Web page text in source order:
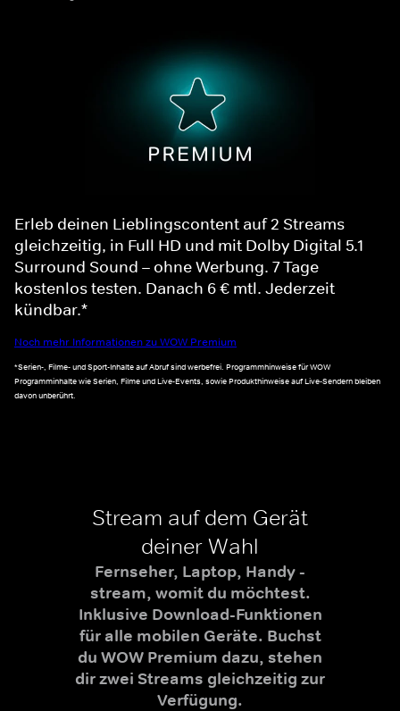
Erleb deinen Lieblingscontent auf 2 Streams
gleichzeitig, in Full HD und mit Dolby Digital 5.1
Surround Sound – ohne Werbung. 7 Tage
kostenlos testen. Danach 6 € mtl. Jederzeit
kündbar.*
Noch mehr Informationen zu WOW Premium
*Serien-, Filme- und Sport-Inhalte auf Abruf sind werbefrei. Programmhinweise für WOW
Programminhalte wie Serien, Filme und Live-Events, sowie Produkthinweise auf Live-Sendern bleiben
davon unberührt.
Stream auf dem Gerät
deiner Wahl
Fernseher, Laptop, Handy -
stream, womit du möchtest.
Inklusive Download-Funktionen
für alle mobilen Geräte. Buchst
du WOW Premium dazu, stehen
dir zwei Streams gleichzeitig zur
Verfügung.